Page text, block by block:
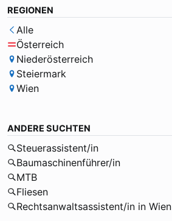
REGIONEN
Alle
Österreich
Niederösterreich
Steiermark
Wien
ANDERE SUCHTEN
Steuerassistent/in
Baumaschinenführer/in
MTB
Fliesen
Rechtsanwaltsassistent/in in Wien